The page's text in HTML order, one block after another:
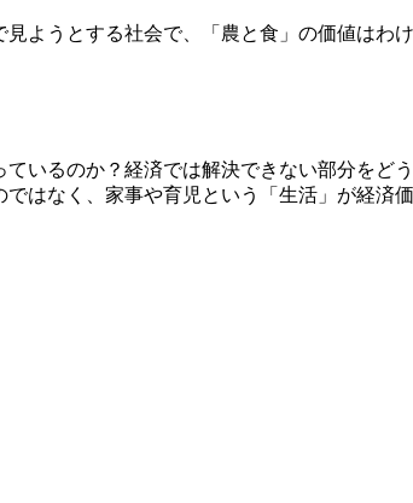
ようとする社会で、「農と食」の価値は
いるのか？経済では解決できない部分をど
はなく、家事や育児という「生活」が経